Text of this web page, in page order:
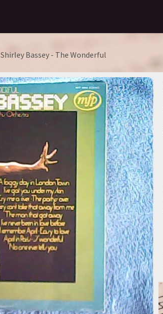
Shirley Bassey - The Wonderful